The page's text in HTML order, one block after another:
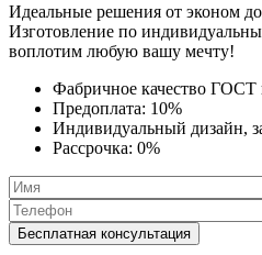
Идеальные решения от эконом
Изготовление по
воплотим любую вашу мечту!
Фабричное качество ГОСТ
Предоплата: 10%
Индивидуальный дизайн,
Рассрочка: 0%